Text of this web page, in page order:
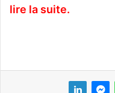
lire la suite.